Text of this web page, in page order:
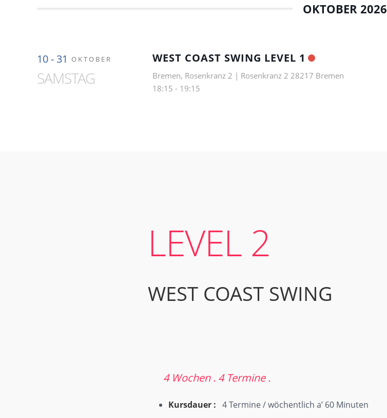
OKTOBER 2026
10 - 31 OKTOBER
SAMSTAG
WEST COAST SWING LEVEL 1
Bremen, Rosenkranz 2 | Rosenkranz 2 28217 Bremen
18:15 - 19:15
LEVEL 2
WEST COAST SWING
4 Wochen . 4 Termine .
Kursdauer : 4 Termine / wöchentlich a’ 60 Minuten